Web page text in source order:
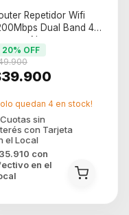
Repetidor Wifi
Dual Band 4
Noga
20% OFF
con
en el
quedan 4 en stock!